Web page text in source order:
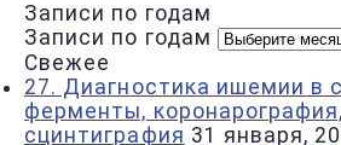
Записи по годам
Записи по годам
Свежее
27. Диагностика ишемии в
ферменты,
сцинтиграфия 31 января,